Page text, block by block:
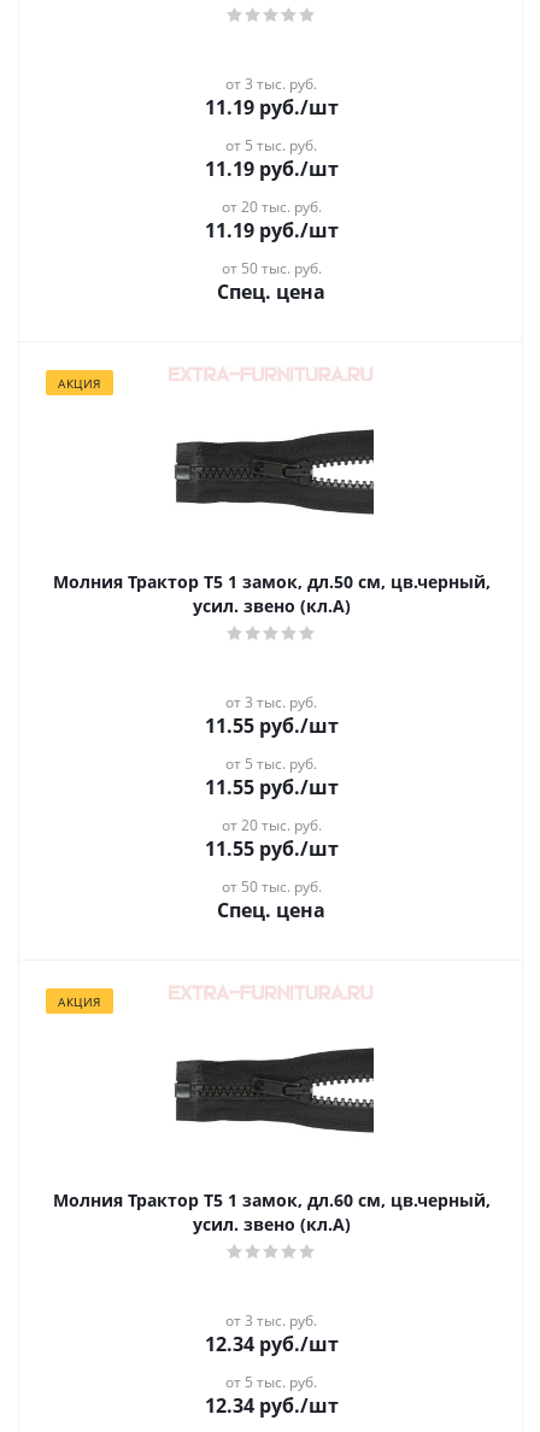
от 3 тыс. руб.
11.19руб./шт
от 5 тыс. руб.
11.19руб./шт
от 20 тыс. руб.
11.19руб./шт
от 50 тыс. руб.
Спец. цена
АКЦИЯ
Молния Трактор Т5 1 замок, дл.50 см, цв.черный,
усил. звено (кл.А)
от 3 тыс. руб.
11.55руб./шт
от 5 тыс. руб.
11.55руб./шт
от 20 тыс. руб.
11.55руб./шт
от 50 тыс. руб.
Спец. цена
АКЦИЯ
Молния Трактор Т5 1 замок, дл.60 см, цв.черный,
усил. звено (кл.А)
от 3 тыс. руб.
12.34руб./шт
от 5 тыс. руб.
12.34руб./шт